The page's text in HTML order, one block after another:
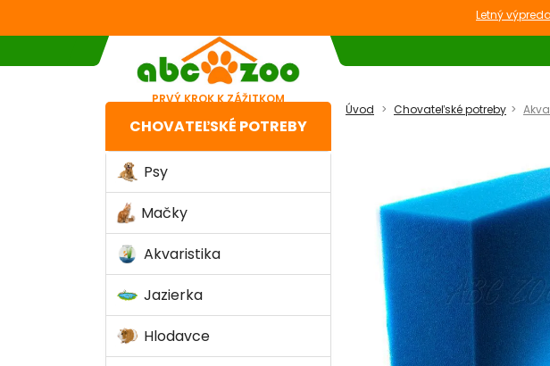
Letný
PRVÝ KROK K ZÁŽITKOM
CHOVATEĽSKÉ POTREBY
Psy
Mačky
Akvaristika
Jazierka
Hlodavce
Úvod Chovateľské potreby